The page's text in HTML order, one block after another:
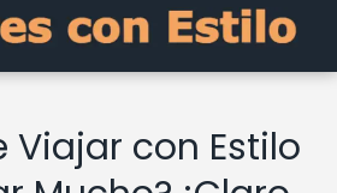
Viajar con Estilo